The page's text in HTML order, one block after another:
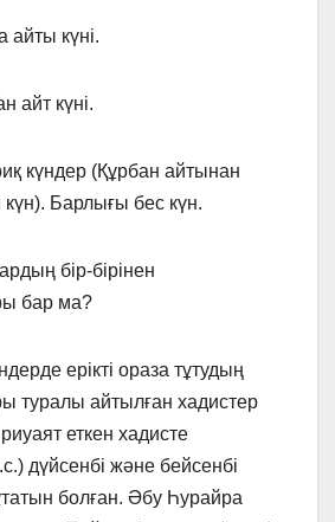
күні.
айт күні.
күндер (Құрбан айтынан
күн). Барлығы бес күн.
бір-бірінен
бар ма?
ерікті ораза тұтудың
туралы айтылған хадистер
еткен хадисте
дүйсенбі және бейсенбі
болған. Әбу Һурайра